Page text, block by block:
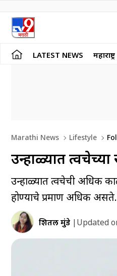
LATEST NEWS महाराष्ट्र
Marathi News Lifestyle
उन्हाळ्यात त्वचेच्या
उन्हाळ्यात त्वचेची अधिक
होण्याचे प्रमाण अधिक
शितल मुंडे |Updated